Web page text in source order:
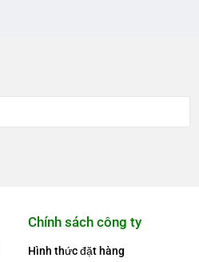
Chính sách công ty
Hình thức đặt hàng